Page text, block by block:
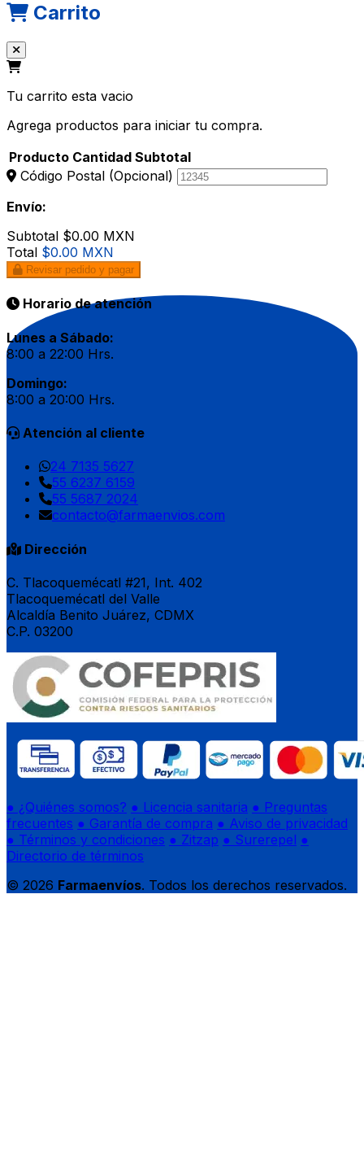
Carrito
Tu carrito esta vacio
Agrega productos para iniciar tu compra.
Producto Cantidad Subtotal
Código Postal (Opcional)
Envío:
Subtotal $0.00 MXN
Total $0.00 MXN
Revisar pedido y pagar
Horario de atención
Lunes a Sábado:
8:00 a 22:00 Hrs.
Domingo:
8:00 a 20:00 Hrs.
Atención al cliente
24 7135 5627
55 6237 6159
55 5687 2024
contacto@farmaenvios.com
Dirección
C. Tlacoquemécatl #21, Int. 402
Tlacoquemécatl del Valle
Alcaldía Benito Juárez, CDMX
C.P. 03200
● ¿Quiénes somos? ● Licencia sanitaria ● Preguntas
frecuentes ● Garantía de compra ● Aviso de privacidad
● Términos y condiciones ● Zitzap ● Surerepel ●
Directorio de términos
© 2026 Farmaenvíos. Todos los derechos reservados.